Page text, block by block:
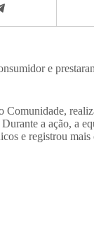
e
Comunidade,
a ação, a
e registrou mais